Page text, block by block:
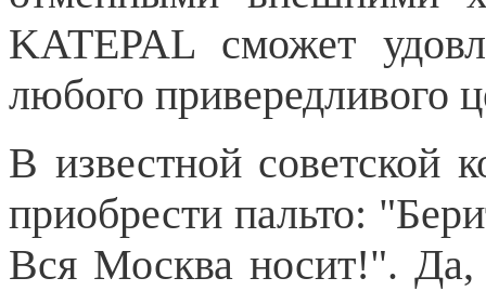
KATEPAL сможет
любого привередливого
В известной советской
приобрести пальто:
Вся Москва носит!".